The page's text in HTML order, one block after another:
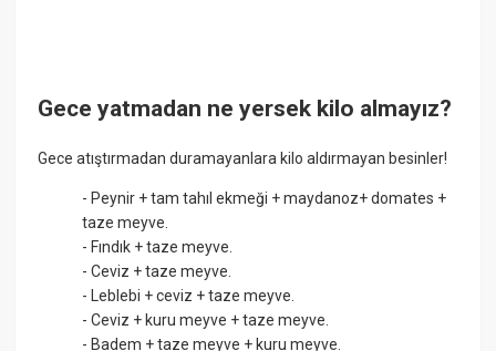
Gece yatmadan ne yersek kilo almayız?
Gece atıştırmadan duramayanlara kilo aldırmayan besinler!
- Peynir + tam tahıl ekmeği + maydanoz+ domates +
taze meyve.
- Fındık + taze meyve.
- Ceviz + taze meyve.
- Leblebi + ceviz + taze meyve.
- Ceviz + kuru meyve + taze meyve.
- Badem + taze meyve + kuru meyve.